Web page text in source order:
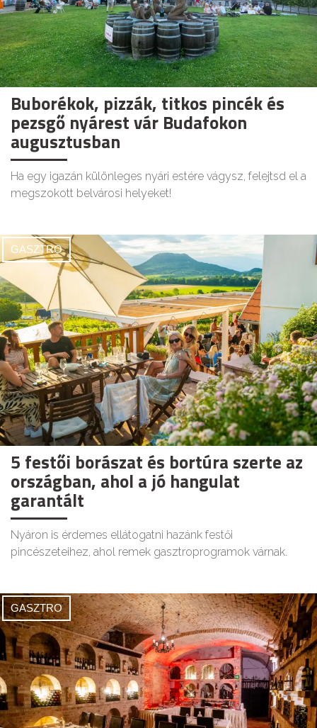
Buborékok, pizzák, titkos pincék és
pezsgő nyárest vár Budafokon
augusztusban
Ha egy igazán különleges nyári estére vágysz, felejtsd el a
megszokott belvárosi helyeket!
GASZTRO
5 festői borászat és bortúra szerte az
országban, ahol a jó hangulat
garantált
Nyáron is érdemes ellátogatni hazánk festői
pincészeteihez, ahol remek gasztroprogramok várnak.
GASZTRO